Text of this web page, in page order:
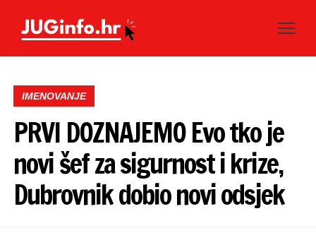
IMENOVANJE
PRVI DOZNAJEMO Evo tko je
novi šef za sigurnost i krize,
Dubrovnik dobio novi odsjek